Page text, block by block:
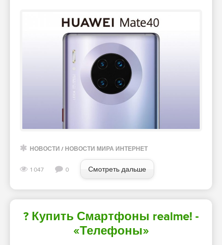
НОВОСТИ / НОВОСТИ МИРА ИНТЕРНЕТ
1 047 0 Смотреть дальше
? Купить Смартфоны realme! -
«Телефоны»